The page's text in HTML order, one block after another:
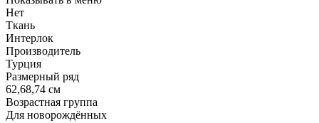
Нет
Ткань
Интерлок
Производитель
Турция
Размерный ряд
62,68,74 см
Возрастная группа
Для новорождённых